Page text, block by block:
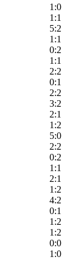
1:0
1:1
5:2
1:1
0:2
1:1
2:2
0:1
2:2
3:2
2:1
1:2
5:0
2:2
0:2
1:1
2:1
1:2
4:2
0:1
1:2
1:2
0:0
1:0